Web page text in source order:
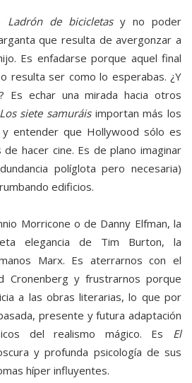
Ladrón de bicicletasy no poder
que resulta de avergonzar a
Es enfadarse porque aquel final
resulta ser como lo esperabas. ¿Y
Es echar una mirada hacia otros
Los siete samuráisimportan más los
y entender que Hollywood sólo es
hacer cine. Es de plano imaginar
políglota pero necesaria)
edificios.
Morricone o de Danny Elfman, la
elegancia de Tim Burton, la
Marx. Es aterrarnos con el
Cronenberg y frustrarnos porque
a las obras literarias, lo que por
presente y futura adaptación
del realismo mágico. Es El
y profunda psicología de sus
híper influyentes.